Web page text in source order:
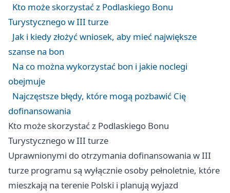
Kto może skorzystać z Podlaskiego Bonu
Turystycznego w III turze
Jak i kiedy złożyć wniosek, aby mieć największe
szanse na bon
Na co można wykorzystać bon i jakie noclegi
obejmuje
Najczęstsze błędy, które mogą pozbawić Cię
dofinansowania
Kto może skorzystać z Podlaskiego Bonu
Turystycznego w III turze
Uprawnionymi do otrzymania dofinansowania w III
turze programu są wyłącznie osoby pełnoletnie, które
mieszkają na terenie Polski i planują wyjazd